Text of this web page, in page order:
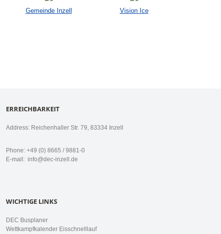
Gemeinde Inzell Vision Ice
ERREICHBARKEIT
Address: Reichenhaller Str. 79, 83334 Inzell
Phone: +49 (0) 8665 / 9881-0
E-mail: info@dec-inzell.de
WICHTIGE LINKS
DEC Busplaner
Wettkampfkalender Eisschnelllauf